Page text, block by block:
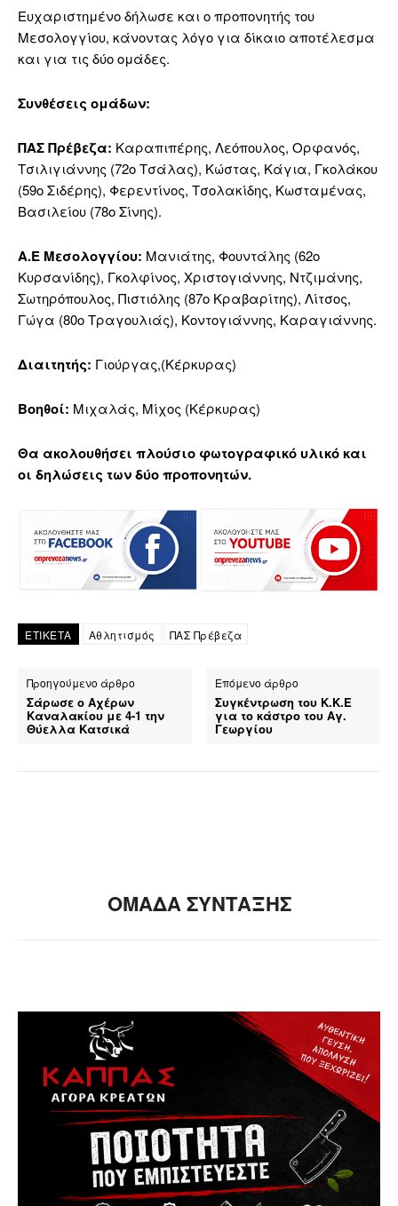
Ευχαριστημένο δήλωσε και ο προπονητής του
Μεσολογγίου, κάνοντας λόγο για δίκαιο αποτέλεσμα
και για τις δύο ομάδες.
Συνθέσεις ομάδων:
ΠΑΣ Πρέβεζα: Καραπιπέρης, Λεόπουλος, Ορφανός,
Τσιλιγιάννης (72ο Τσάλας), Κώστας, Κάγια, Γκολάκου
(59ο Σιδέρης), Φερεντίνος, Τσολακίδης, Κωσταμένας,
Βασιλείου (78ο Σίνης).
Α.Ε Μεσολογγίου: Μανιάτης, Φουντάλης (62ο
Κυρσανίδης), Γκολφίνος, Χριστογιάννης, Ντζιμάνης,
Σωτηρόπουλος, Πιστιόλης (87ο Κραβαρίτης), Λίτσος,
Γώγα (80ο Τραγουλιάς), Κοντογιάννης, Καραγιάννης.
Διαιτητής: Γιούργας,(Κέρκυρας)
Βοηθοί: Μιχαλάς, Μίχος (Κέρκυρας)
Θα ακολουθήσει πλούσιο φωτογραφικό υλικό και
οι δηλώσεις των δύο προπονητών.
ΕΤΙΚΕΤΑ Αθλητισμός ΠΑΣ Πρέβεζα
Προηγούμενο άρθρο
Σάρωσε ο Αχέρων
Καναλακίου με 4-1 την
Θύελλα Κατσικά
Επόμενο άρθρο
Συγκέντρωση του Κ.Κ.Ε
για το κάστρο του Αγ.
Γεωργίου
ΟΜΑΔΑ ΣΥΝΤΑΞΗΣ